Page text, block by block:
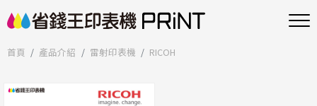
首頁 產品介紹 雷射印表機 RICOH